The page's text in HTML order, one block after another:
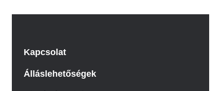
Kapcsolat
Álláslehetőségek